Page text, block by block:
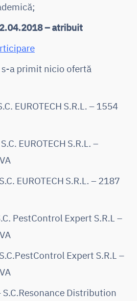
– atribuit
a primit nicio ofertă
EUROTECH S.R.L. – 1554
EUROTECH S.R.L. –
EUROTECH S.R.L. – 2187
PestControl Expert S.R.L –
Expert S.R.L –
Distribution